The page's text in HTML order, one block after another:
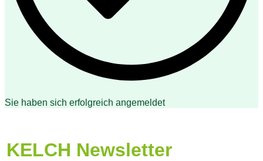
Sie haben sich erfolgreich angemeldet
KELCH Newsletter